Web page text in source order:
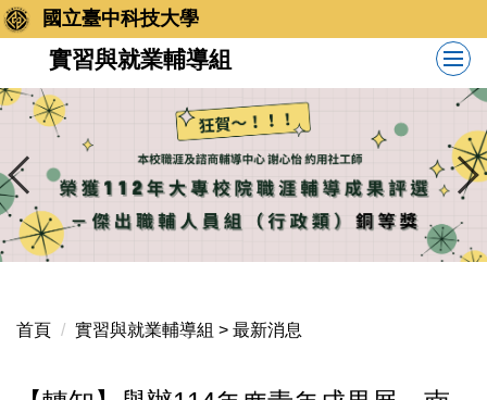
跳
到
要
區
國立臺中科技大學
實習與就業輔導組
首頁 實習與就業輔導組 > 最新消息